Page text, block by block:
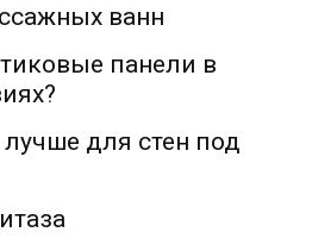
ванн
панели в
лучше для стен под